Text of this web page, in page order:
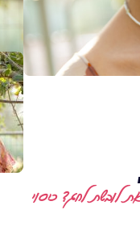
לובשת לחג? כיסוי